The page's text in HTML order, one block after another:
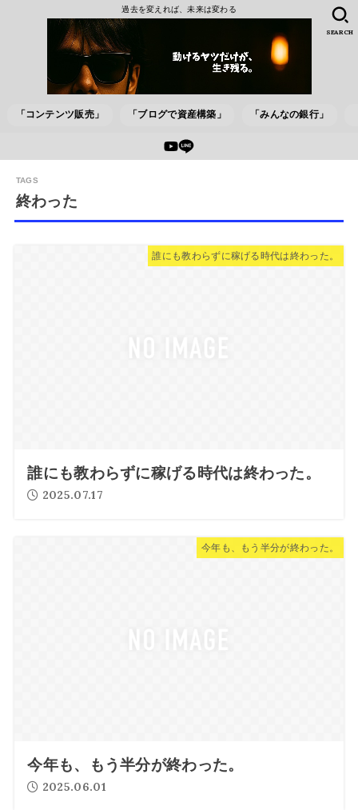
過去を変えれば、未来は変わる
「コンテンツ販売」 「ブログで資産構築」 「みんなの銀行」
SEARCH
終わった
誰にも教わらずに稼げる時代は終わった。
誰にも教わらずに稼げる時代は終わった。
2025.07.17
今年も、もう半分が終わった。
今年も、もう半分が終わった。
2025.06.01